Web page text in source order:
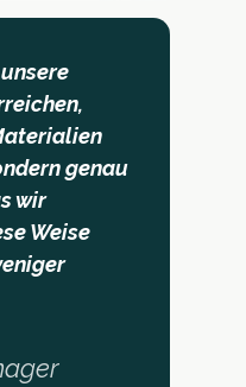
genau
wir
Weise